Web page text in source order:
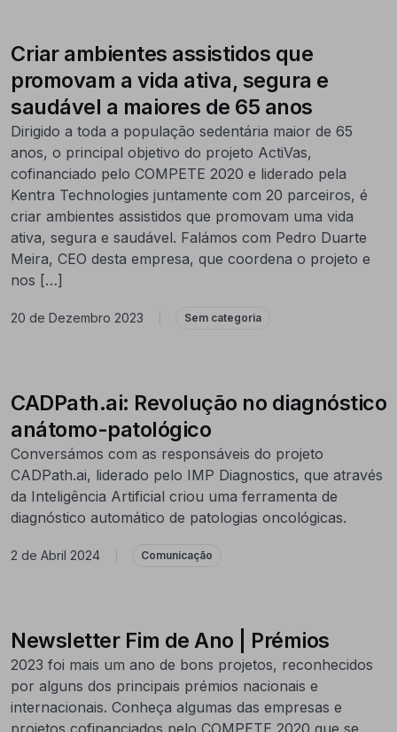
Criar ambientes assistidos que
promovam a vida ativa, segura e
saudável a maiores de 65 anos
Dirigido a toda a população sedentária maior de 65
anos, o principal objetivo do projeto ActiVas,
cofinanciado pelo COMPETE 2020 e liderado pela
Kentra Technologies juntamente com 20 parceiros, é
criar ambientes assistidos que promovam uma vida
ativa, segura e saudável. Falámos com Pedro Duarte
Meira, CEO desta empresa, que coordena o projeto e
nos […]
20 de Dezembro 2023 Sem categoria
CADPath.ai: Revolução no diagnóstico
anátomo-patológico
Conversámos com as responsáveis do projeto
CADPath.ai, liderado pelo IMP Diagnostics, que através
da Inteligência Artificial criou uma ferramenta de
diagnóstico automático de patologias oncológicas.
2 de Abril 2024 Comunicação
Newsletter Fim de Ano | Prémios
2023 foi mais um ano de bons projetos, reconhecidos
por alguns dos principais prémios nacionais e
internacionais. Conheça algumas das empresas e
projetos cofinanciados pelo COMPETE 2020 que se